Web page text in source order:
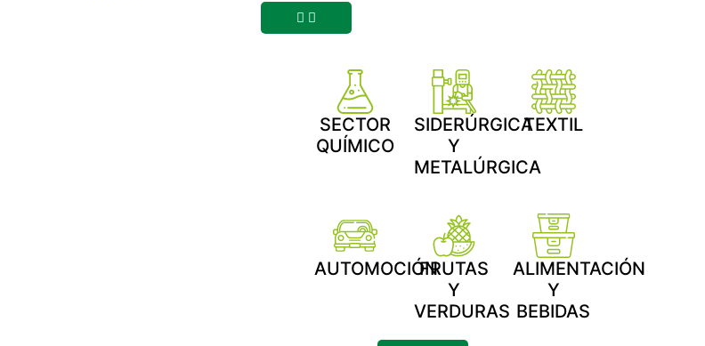
SECTOR
QUÍMICO
SIDERÚRGICA
Y
METALÚRGICA
TEXTIL
AUTOMOCIÓNFRUTAS
Y
VERDURAS
ALIMENTACIÓN
Y
BEBIDAS